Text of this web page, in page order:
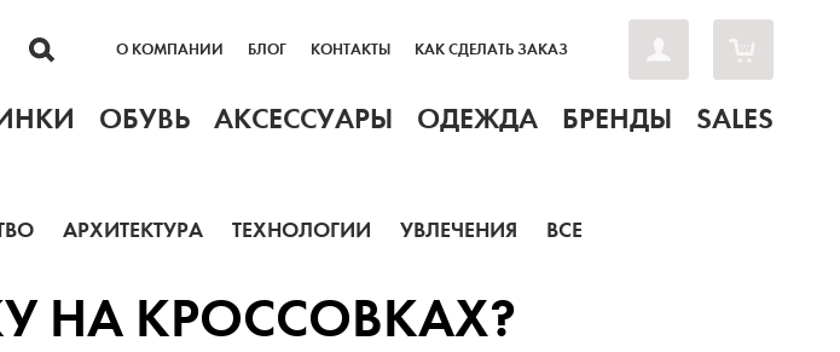
О КОМПАНИИ БЛОГ КОНТАКТЫ КАК СДЕЛАТЬ ЗАКАЗ
ОБУВЬ АКСЕССУАРЫ ОДЕЖДА БРЕНДЫ SALES
АРХИТЕКТУРА ТЕХНОЛОГИИ УВЛЕЧЕНИЯ ВСЕ
НА КРОССОВКАХ?